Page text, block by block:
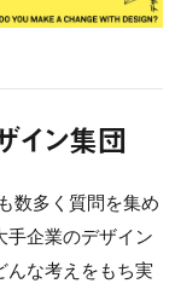
イン集団
数多く質問を集め
手企業のデザイン
んな考えをもち実